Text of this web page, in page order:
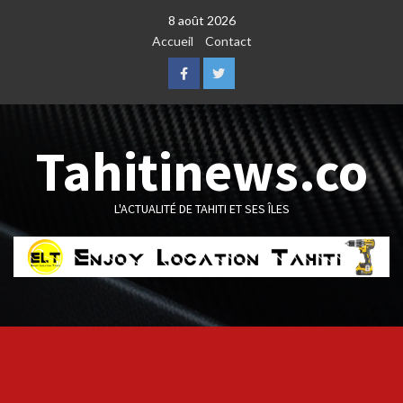
8 août 2026
Accueil
Contact
FacebookTwitter
Tahitinews.co
L'ACTUALITÉ DE TAHITI ET SES ÎLES